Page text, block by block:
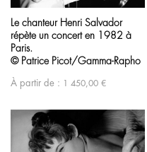
Le chanteur Henri Salvador
répète un concert en 1982 à
Paris.
© Patrice Picot/Gamma-Rapho
À partir de : 1 450,00 €